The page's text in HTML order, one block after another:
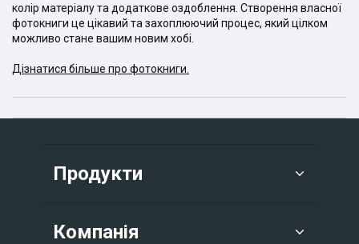
колір матеріалу та додаткове оздоблення. Створення власної
фотокниги це цікавий та захоплюючий процес, який цілком
можливо стане вашим новим хобі.
Дізнатися більше про фотокниги.
Продукти
Компанія